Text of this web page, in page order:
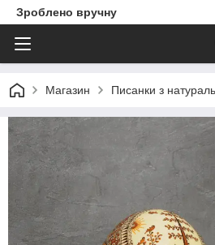
Зроблено вручну
Магазин Писанки з